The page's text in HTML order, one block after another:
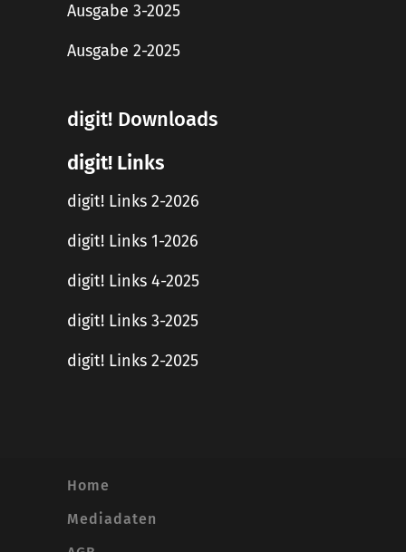
Ausgabe 3-2025
Ausgabe 2-2025
digit! Downloads
digit! Links
digit! Links 2-2026
digit! Links 1-2026
digit! Links 4-2025
digit! Links 3-2025
digit! Links 2-2025
Home
Mediadaten